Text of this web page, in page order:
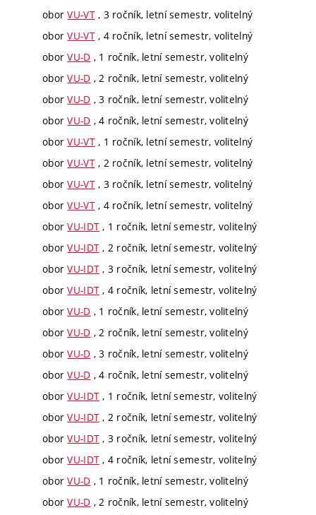
oborVU-VT, 3 ročník, letní semestr, volitelný
oborVU-VT, 4 ročník, letní semestr, volitelný
oborVU-D , 1 ročník, letní semestr, volitelný
oborVU-D , 2 ročník, letní semestr, volitelný
oborVU-D , 3 ročník, letní semestr, volitelný
oborVU-D , 4 ročník, letní semestr, volitelný
oborVU-VT, 1 ročník, letní semestr, volitelný
oborVU-VT, 2 ročník, letní semestr, volitelný
oborVU-VT, 3 ročník, letní semestr, volitelný
oborVU-VT, 4 ročník, letní semestr, volitelný
oborVU-IDT , 1 ročník, letní semestr, volitelný
oborVU-IDT , 2 ročník, letní semestr, volitelný
oborVU-IDT , 3 ročník, letní semestr, volitelný
oborVU-IDT , 4 ročník, letní semestr, volitelný
oborVU-D , 1 ročník, letní semestr, volitelný
oborVU-D , 2 ročník, letní semestr, volitelný
oborVU-D , 3 ročník, letní semestr, volitelný
oborVU-D , 4 ročník, letní semestr, volitelný
oborVU-IDT , 1 ročník, letní semestr, volitelný
oborVU-IDT , 2 ročník, letní semestr, volitelný
oborVU-IDT , 3 ročník, letní semestr, volitelný
oborVU-IDT , 4 ročník, letní semestr, volitelný
oborVU-D , 1 ročník, letní semestr, volitelný
oborVU-D , 2 ročník, letní semestr, volitelný